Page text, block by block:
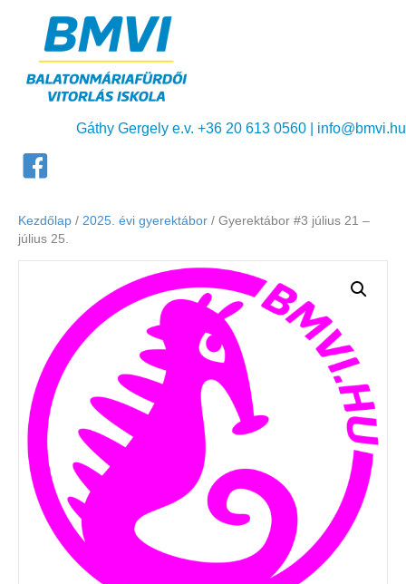
Gáthy Gergely e.v. +36 20 613 0560 | info@bmvi.hu
Kezdőlap / 2025. évi gyerektábor / Gyerektábor #3 július 21 –
július 25.